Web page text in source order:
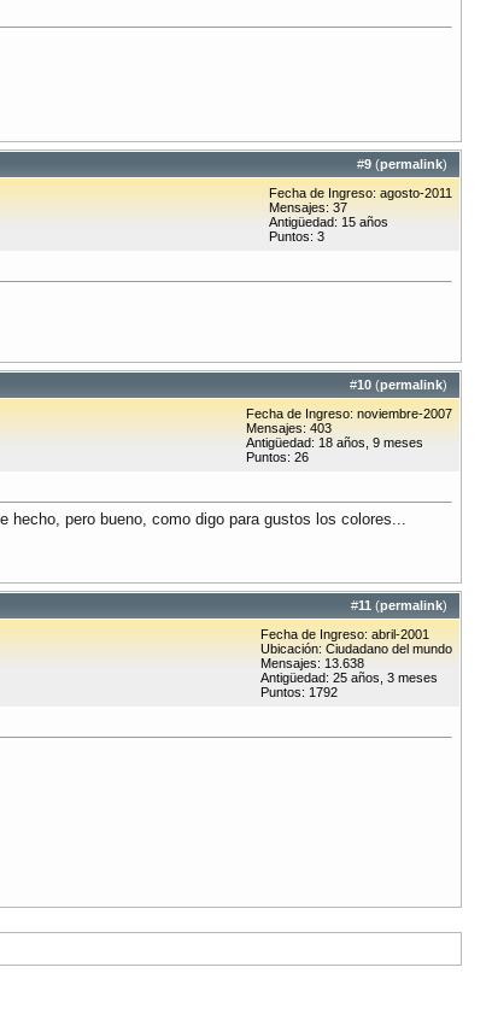
#9 (permalink)
Fecha de Ingreso: agosto-2011
Mensajes: 37
Antigüedad: 15 años
Puntos: 3
#10 (permalink)
Fecha de Ingreso: noviembre-2007
Mensajes: 403
Antigüedad: 18 años, 9 meses
Puntos: 26
pero bueno, como digo para gustos los colores...
#11 (permalink)
Fecha de Ingreso: abril-2001
Ubicación: Ciudadano del mundo
Mensajes: 13.638
Antigüedad: 25 años, 3 meses
Puntos: 1792